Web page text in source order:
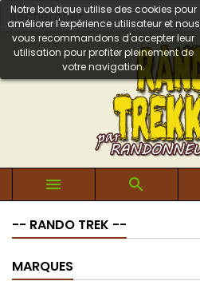
Notre boutique utilise des cookies pour
améliorer l'expérience utilisateur et nous
vous recommandons d'accepter leur
utilisation pour profiter pleinement de
votre navigation.
 
-- RANDO TREK --
MARQUES